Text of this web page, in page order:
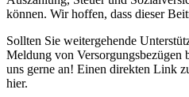
können. Wir hoffen, dass dieser
Sollten Sie weitergehende
Meldung von Versorgungsbezügen
uns gerne an! Einen direkten Link
hier.